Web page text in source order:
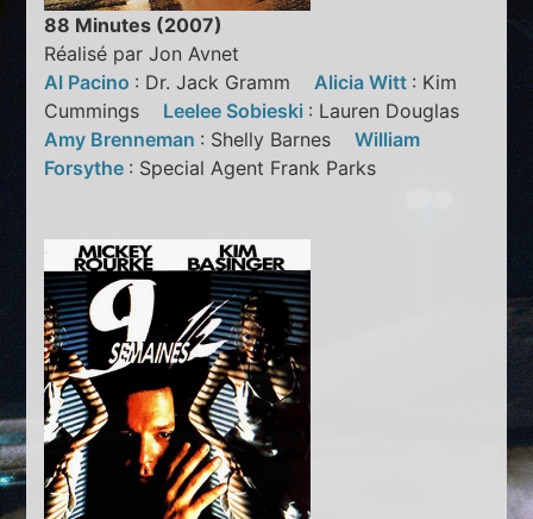
88 Minutes (2007)
Réalisé par Jon Avnet
Al Pacino : Dr. Jack Gramm Alicia Witt : Kim
Cummings Leelee Sobieski : Lauren Douglas
Amy Brenneman : Shelly BarnesWilliam
Forsythe : Special Agent Frank Parks